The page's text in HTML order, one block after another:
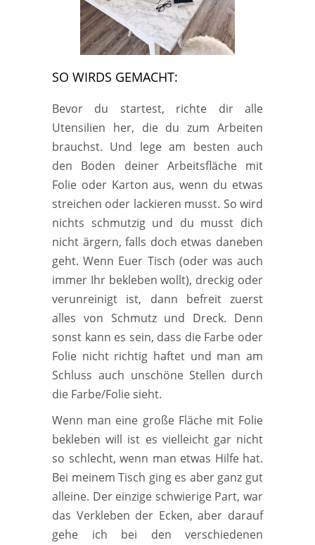
SO WIRDS GEMACHT:
Bevor du startest, richte dir alle
Utensilien her, die du zum Arbeiten
brauchst. Und lege am besten auch
den Boden deiner Arbeitsfläche mit
Folie oder Karton aus, wenn du etwas
streichen oder lackieren musst. So wird
nichts schmutzig und du musst dich
nicht ärgern, falls doch etwas daneben
geht. Wenn Euer Tisch (oder was auch
immer Ihr bekleben wollt), dreckig oder
verunreinigt ist, dann befreit zuerst
alles von Schmutz und Dreck. Denn
sonst kann es sein, dass die Farbe oder
Folie nicht richtig haftet und man am
Schluss auch unschöne Stellen durch
die Farbe/Folie sieht.
Wenn man eine große Fläche mit Folie
bekleben will ist es vielleicht gar nicht
so schlecht, wenn man etwas Hilfe hat.
Bei meinem Tisch ging es aber ganz gut
alleine. Der einzige schwierige Part, war
das Verkleben der Ecken, aber darauf
gehe ich bei den verschiedenen